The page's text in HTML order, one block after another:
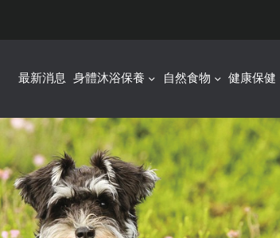
最新消息 身體沐浴保養 自然食物 健康保健